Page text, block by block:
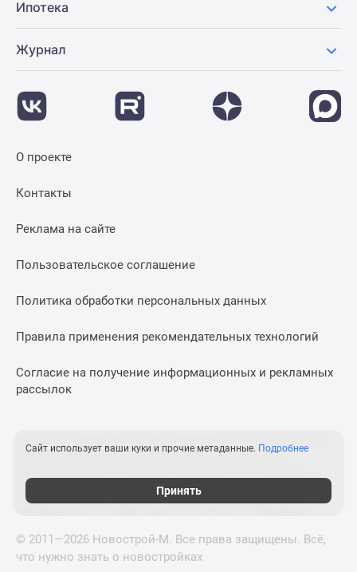
Ипотека
Журнал
О проекте
Контакты
Реклама на сайте
Пользовательское соглашение
Политика обработки персональных данных
Правила применения рекомендательных технологий
Согласие на получение информационных и рекламных
рассылок
предоставления информации на основе сбора,
предпочтениям пользователей сети «Интернет»,
© 2011—2026 Новострой-М. Все права защищены. Всё,
что нужно знать о новостройках
Сайт использует ваши куки и прочие метаданные. Подробнее
Принять